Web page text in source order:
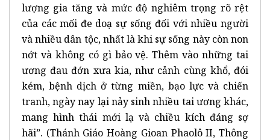
lượng gia tăng và mức độ nghiêm trọng rõ rệt
của các mối đe doạ sự sống đối với nhiều người
và nhiều dân tộc, nhất là khi sự sống này còn non
nớt và không có gì bảo vệ. Thêm vào những tai
ương đau đớn xưa kia, như cảnh cùng khổ, đói
kém, bệnh dịch ở từng miền, bạo lực và chiến
tranh, ngày nay lại nảy sinh nhiều tai ương khác,
mang hình thái mới lạ và chiều kích đáng sợ
hãi”. (Thánh Giáo Hoàng Gioan Phaolô II, Thông